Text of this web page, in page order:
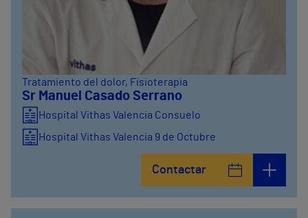
Tratamiento del dolor, Fisioterapia
Sr Manuel Casado Serrano
Hospital Vithas Valencia Consuelo
Hospital Vithas Valencia 9 de Octubre
Contactar